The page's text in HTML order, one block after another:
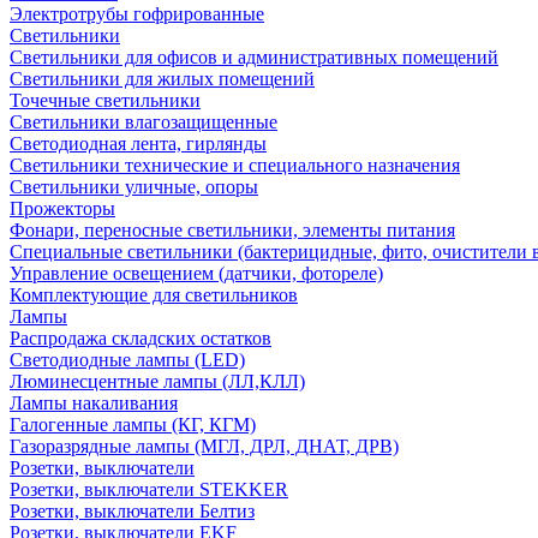
Электротрубы гофрированные
Светильники
Светильники для офисов и административных помещений
Светильники для жилых помещений
Точечные светильники
Светильники влагозащищенные
Светодиодная лента, гирлянды
Светильники технические и специального назначения
Светильники уличные, опоры
Прожекторы
Фонари, переносные светильники, элементы питания
Специальные светильники (бактерицидные, фито, очистители
Управление освещением (датчики, фотореле)
Комплектующие для светильников
Лампы
Распродажа складских остатков
Светодиодные лампы (LED)
Люминесцентные лампы (ЛЛ,КЛЛ)
Лампы накаливания
Галогенные лампы (КГ, КГМ)
Газоразрядные лампы (МГЛ, ДРЛ, ДНАТ, ДРВ)
Розетки, выключатели
Розетки, выключатели STEKKER
Розетки, выключатели Белтиз
Розетки, выключатели EKF